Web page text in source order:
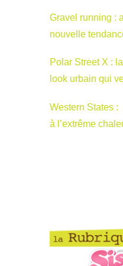
Gravel running :
nouvelle
Polar Street X :
look urbain qui
Western States :
à l’extrême